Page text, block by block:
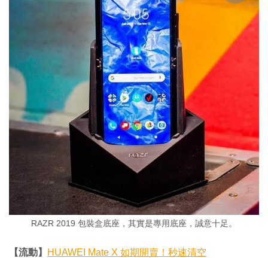
RAZR 2019 包裝盒底座，其實是專用底座，誠意十足。
【流動】 HUAWEI Mate X 如期開賣！秒速清空